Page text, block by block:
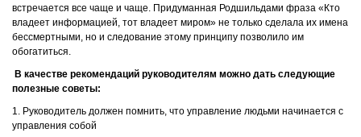
встречается все чаще и чаще. Придуманная Родшильдами фраза «Кто
владеет информацией, тот владеет миром» не только сделала их имена
бессмертными, но и следование этому принципу позволило им
обогатиться.
В качестве рекомендаций руководителям можно дать следующие
полезные советы:
1. Руководитель должен помнить, что управление людьми начинается с
управления собой